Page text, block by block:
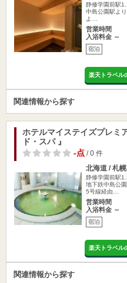
静修学園前駅
中島公園駅よ
よ…
営業時間
入浴料金 ～
宿泊
楽天トラベル
関連情報から探す
ホテルマイステイズプレミ
ド・スパ 』
-点/ 0 件
北海道 / 札
静修学園前駅
地下鉄中島公
5号線経由…
営業時間
入浴料金 ～
宿泊
楽天トラベル
関連情報から探す